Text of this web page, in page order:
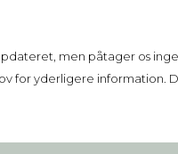
men påtager os
yderligere information.